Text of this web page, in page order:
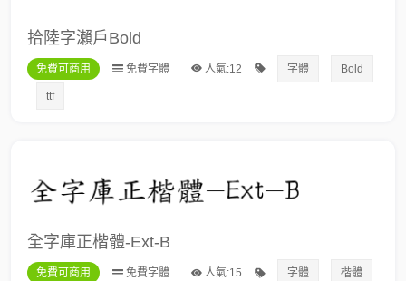
拾陸字瀨戶Bold
免費可商用 免費字體 人氣:12 字體 Bold
ttf
全字庫正楷體-Ext-B
免費可商用 免費字體 人氣:15 字體 楷體